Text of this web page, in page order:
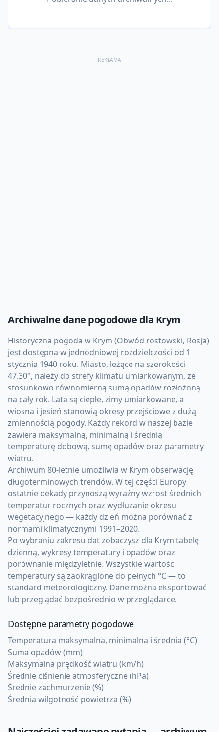
REKLAMA
Archiwalne dane pogodowe dla Krym
Historyczna pogoda w Krym (Obwód rostowski, Rosja)
jest dostępna w jednodniowej rozdzielczości od 1
stycznia 1940 roku. Miasto, leżące na szerokości
47.30°, należy do strefy klimatu umiarkowanym, ze
stosunkowo równomierną sumą opadów rozłożoną
na cały rok. Lata są ciepłe, zimy umiarkowane, a
wiosna i jesień stanowią okresy przejściowe z dużą
zmiennością pogody. Każdy rekord w naszej bazie
zawiera maksymalną, minimalną i średnią
temperaturę dobową, sumę opadów oraz parametry
wiatru.
Archiwum 80-letnie umożliwia w Krym obserwację
długoterminowych trendów. W tej części Europy
ostatnie dekady przynoszą wyraźny wzrost średnich
temperatur rocznych oraz wydłużanie okresu
wegetacyjnego — każdy dzień można porównać z
normami klimatycznymi 1991–2020.
Po wybraniu zakresu dat zobaczysz dla Krym tabelę
dzienną, wykresy temperatury i opadów oraz
porównanie międzyletnie. Wszystkie wartości
temperatury są zaokrąglone do pełnych °C — to
standard meteorologiczny. Dane można eksportować
lub przeglądać bezpośrednio w przeglądarce.
Dostępne parametry pogodowe
Temperatura maksymalna, minimalna i średnia (°C)
Suma opadów (mm)
Maksymalna prędkość wiatru (km/h)
Średnie ciśnienie atmosferyczne (hPa)
Średnie zachmurzenie (%)
Średnia wilgotność powietrza (%)